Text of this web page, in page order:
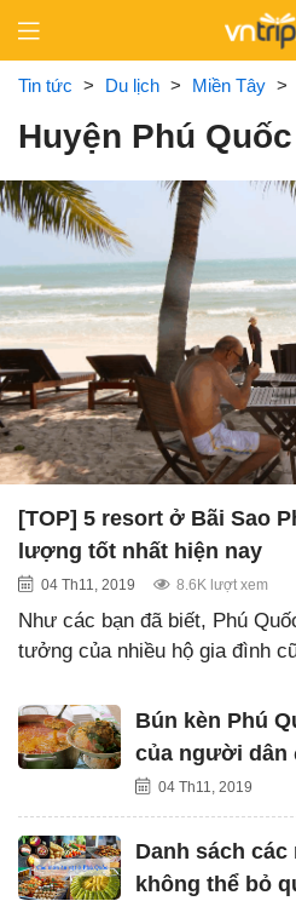
content
Tin tức > Du lịch > Miền Tây >
Huyện Phú Quốc
[TOP] 5 resort ở Bãi Sao
lượng tốt nhất hiện nay
04 Th11, 2019 8.6K lượt xem
Như các bạn đã biết, Phú
tưởng của nhiều hộ gia đình
Bún kèn Phú
của người dân
04 Th11, 2019
Danh sách các
không thể bỏ